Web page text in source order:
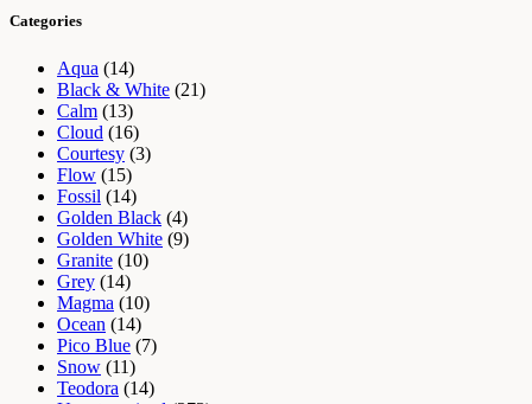
Categories
Aqua (14)
Black & White (21)
Calm (13)
Cloud (16)
Courtesy (3)
Flow (15)
Fossil (14)
Golden Black (4)
Golden White (9)
Granite (10)
Grey (14)
Magma (10)
Ocean (14)
Pico Blue (7)
Snow (11)
Teodora (14)